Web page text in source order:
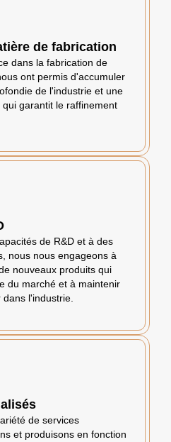
de fabrication
dans la fabrication de
ont permis d'accumuler
de l'industrie et une
garantit le raffinement
de R&D et à des
nous nous engageons à
nouveaux produits qui
du marché et à maintenir
l'industrie.
de services
et produisons en fonction